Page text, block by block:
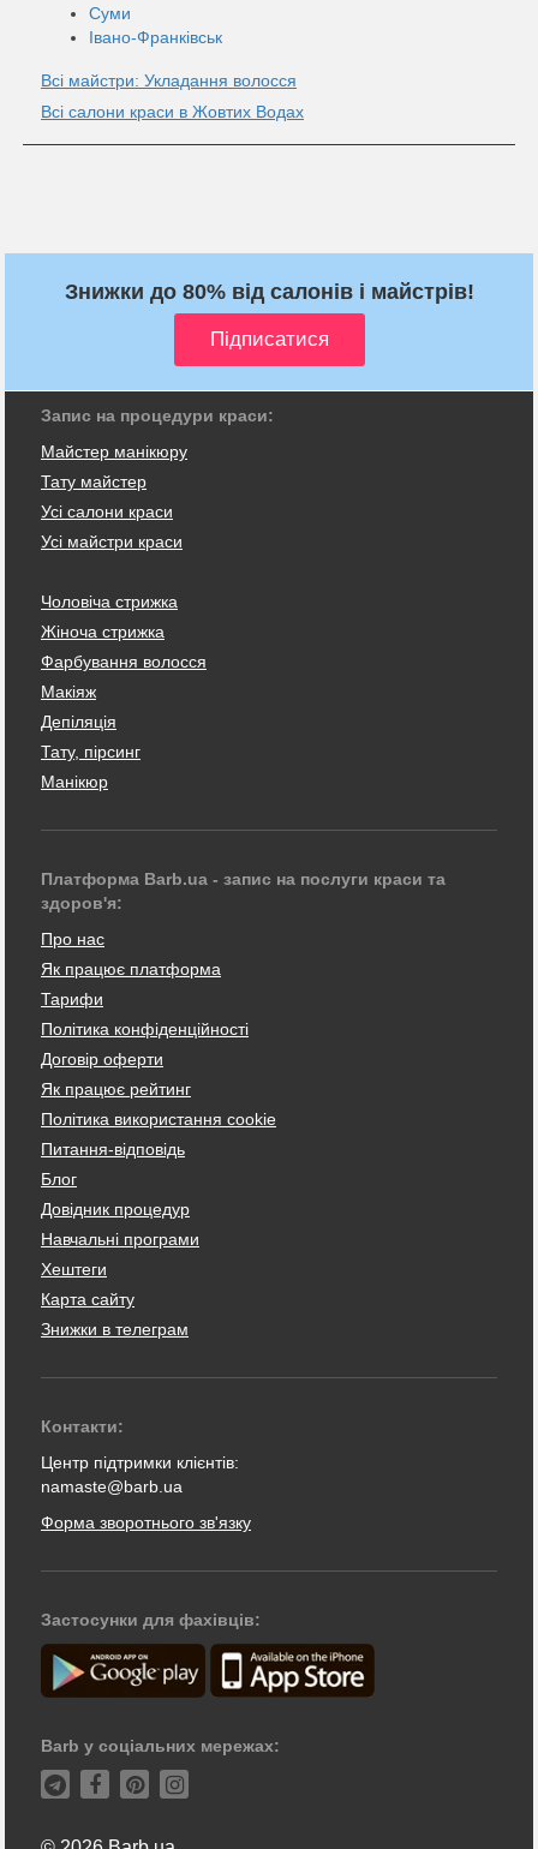
Суми
Івано-Франківськ
Всі майстри: Укладання волосся
Всі салони краси в Жовтих Водах
Знижки до 80% від салонів і майстрів!
Запис на процедури краси:
Майстер манікюру
Тату майстер
Усі салони краси
Усі майстри краси
Чоловіча стрижка
Жіноча стрижка
Фарбування волосся
Макіяж
Депіляція
Тату, пірсинг
Манікюр
Платформа Barb.ua - запис на послуги краси та
здоров'я:
Про нас
Як працює платформа
Тарифи
Політика конфіденційності
Договір оферти
Як працює рейтинг
Політика використання cookie
Питання-відповідь
Блог
Довідник процедур
Навчальні програми
Хештеги
Карта сайту
Знижки в телеграм
Контакти:
Центр підтримки клієнтів:
namaste@barb.ua
Форма зворотнього зв'язку
Застосунки для фахівців:
Barb у соціальних мережах: